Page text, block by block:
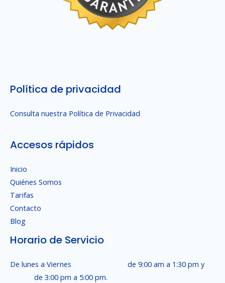
Política de privacidad
Consulta nuestra Política de Privacidad
Accesos rápidos
Inicio
Quiénes Somos
Tarifas
Contacto
Blog
Horario de Servicio
De lunes a Viernes de 9:00 am a 1:30 pm y
de 3:00 pm a 5:00 pm.